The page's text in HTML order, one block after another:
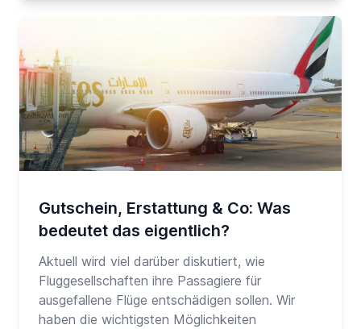
Gutschein, Erstattung & Co: Was
bedeutet das eigentlich?
Aktuell wird viel darüber diskutiert, wie
Fluggesellschaften ihre Passagiere für
ausgefallene Flüge entschädigen sollen. Wir
haben die wichtigsten Möglichkeiten